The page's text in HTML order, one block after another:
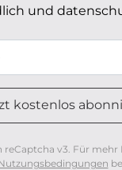
und
reCaptcha v3. Für mehr